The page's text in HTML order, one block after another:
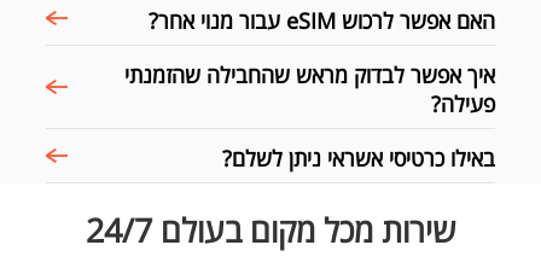
האם אפשר לרכוש eSIM עבור מנוי אחר?
איך אפשר לבדוק מראש שהחבילה שהזמנתי
פעילה?
באילו כרטיסי אשראי ניתן לשלם?
שירות מכל מקום בעולם 24/7